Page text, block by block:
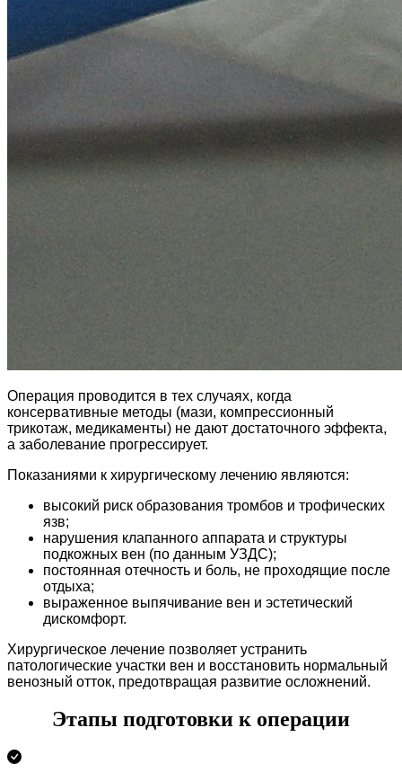
Операция проводится в тех случаях, когда
консервативные методы (мази, компрессионный
трикотаж, медикаменты) не дают достаточного эффекта,
а заболевание прогрессирует.
Показаниями к хирургическому лечению являются:
высокий риск образования тромбов и трофических
язв;
нарушения клапанного аппарата и структуры
подкожных вен (по данным УЗДС);
постоянная отечность и боль, не проходящие после
отдыха;
выраженное выпячивание вен и эстетический
дискомфорт.
Хирургическое лечение позволяет устранить
патологические участки вен и восстановить нормальный
венозный отток, предотвращая развитие осложнений.
Этапы подготовки к операции